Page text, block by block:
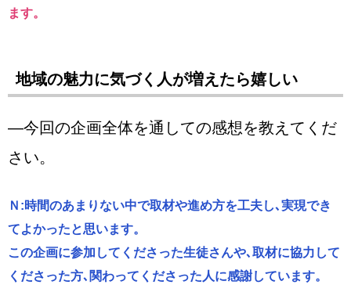
ます。
地域の魅力に気づく人が増えたら嬉しい
―今回の企画全体を通しての感想を教えてくだ
さい。
Ｎ:時間のあまりない中で取材や進め方を工夫し､実現でき
てよかったと思います。
この企画に参加してくださった生徒さんや､取材に協力して
くださった方､関わってくださった人に感謝しています。